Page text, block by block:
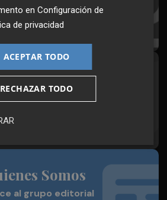
suscribirme!
en redes
desde cualquier medio
Somos
al grupo editorial
enConfiguración de
de privacidad
ACEPTAR TODO
RECHAZAR TODO